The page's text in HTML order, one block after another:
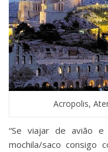
Acropolis,
“Se viajar de avião
mochila/saco consigo